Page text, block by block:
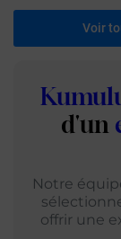
Voir
d'un
Notre
offrir une